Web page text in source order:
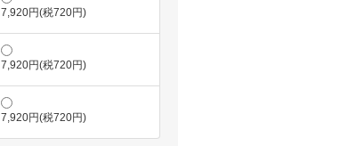
7,920円(税720円)
7,920円(税720円)
7,920円(税720円)